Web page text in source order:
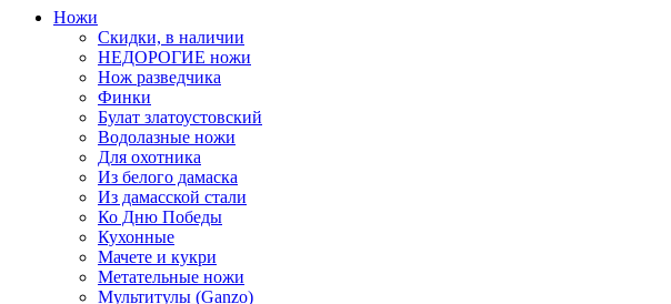
Ножи
Скидки, в наличии
НЕДОРОГИЕ ножи
Нож разведчика
Финки
Булат златоустовский
Водолазные ножи
Для охотника
Из белого дамаска
Из дамасской стали
Ко Дню Победы
Кухонные
Мачете и кукри
Метательные ножи
Мультитулы (Ganzo)